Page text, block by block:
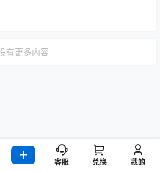
有更多内容
客服 兑换 我的